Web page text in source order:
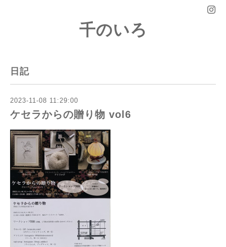
千のいろ
日記
2023-11-08 11:29:00
ケセラからの贈り物 vol6